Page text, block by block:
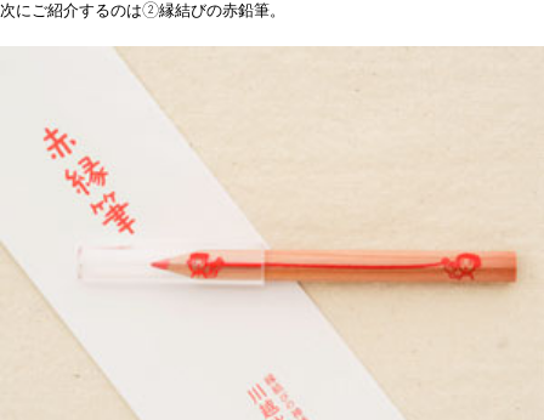
次にご紹介するのは②縁結びの赤鉛筆。